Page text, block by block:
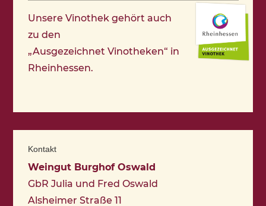
Unsere Vinothek gehört auch
zu den
„Ausgezeichnet Vinotheken“ in
Rheinhessen.
Kontakt
Weingut Burghof Oswald
GbR Julia und Fred Oswald
Alsheimer Straße 11